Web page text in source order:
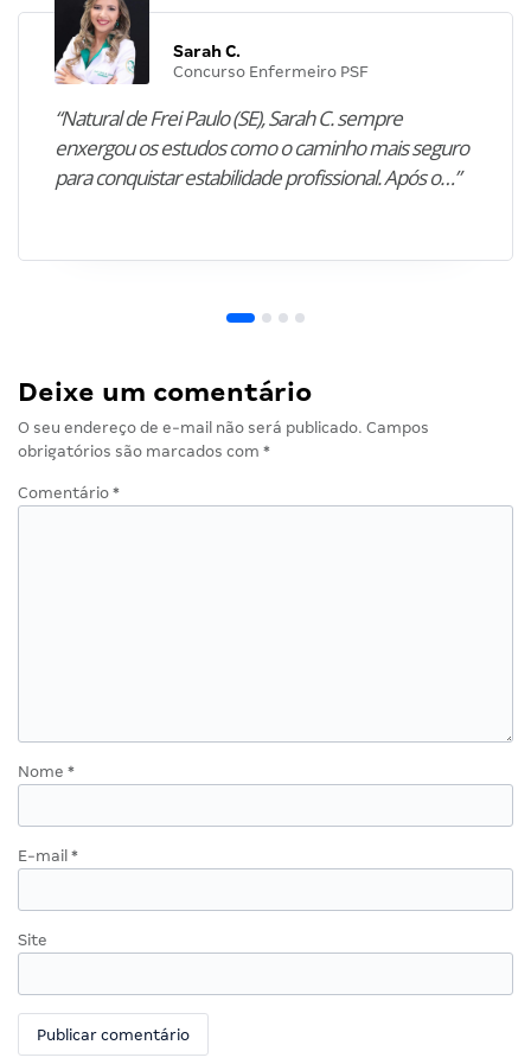
Sarah C.
Concurso Enfermeiro PSF
“Natural de Frei Paulo (SE), Sarah C. sempre
enxergou os estudos como o caminho mais seguro
para conquistar estabilidade profissional. Após o…”
Deixe um comentário
O seu endereço de e-mail não será publicado. Campos
obrigatórios são marcados com *
Comentário *
Nome *
E-mail *
Site